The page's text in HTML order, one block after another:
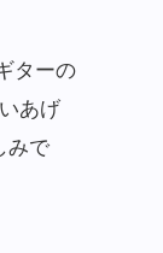
ターの
あげ
みで